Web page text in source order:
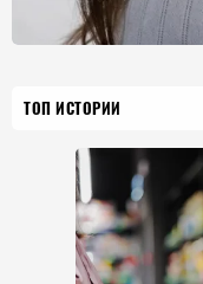
ТОП ИСТОРИИ